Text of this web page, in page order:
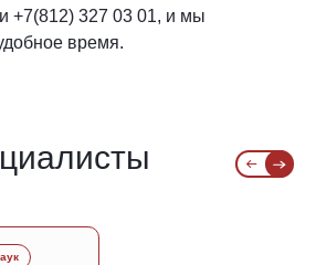
+7(812) 327 03 01, и мы
время.